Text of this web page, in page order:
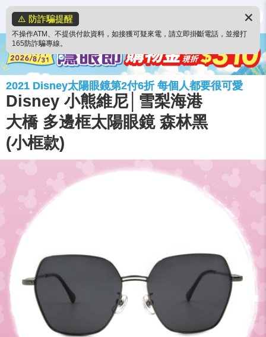
⚠️ 防詐騙提醒
不操作ATM、不提供付款資料，如接獲可疑來電，請立即掛斷電話，並撥打
165防詐騙專線。
✕
2021 Disney太陽眼鏡第2付6折 每個人都要很可愛
Disney 小熊維尼│雪梨海港
大橋 多邊框太陽眼鏡 森林黑
(小框款)